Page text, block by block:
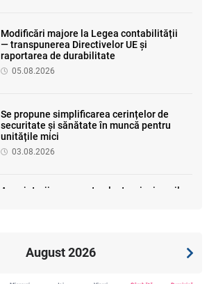
Modificări majore la Legea contabilității
— transpunerea Directivelor UE și
raportarea de durabilitate
05.08.2026
Se propune simplificarea cerințelor de
securitate și sănătate în muncă pentru
unitățile mici
03.08.2026
Angajatorii vor raporta electronic riscurile
August 2026